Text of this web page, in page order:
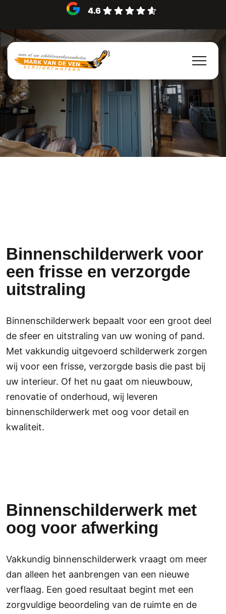
4.6
Binnenschilderwerk
Binnenschilderwerk voor
een frisse en verzorgde
uitstraling
Binnenschilderwerk bepaalt voor een groot deel
de sfeer en uitstraling van uw woning of pand.
Met vakkundig uitgevoerd schilderwerk zorgen
wij voor een frisse, verzorgde basis die past bij
uw interieur. Of het nu gaat om nieuwbouw,
renovatie of onderhoud, wij leveren
binnenschilderwerk met oog voor detail en
kwaliteit.
Binnenschilderwerk met
oog voor afwerking
Vakkundig binnenschilderwerk vraagt om meer
dan alleen het aanbrengen van een nieuwe
verflaag. Een goed resultaat begint met een
zorgvuldige beoordeling van de ruimte en de